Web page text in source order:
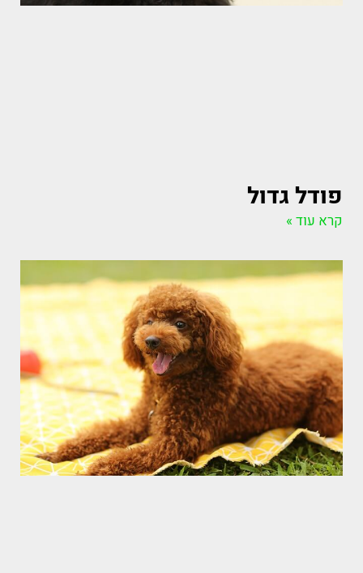
פודל גדול
קרא עוד »